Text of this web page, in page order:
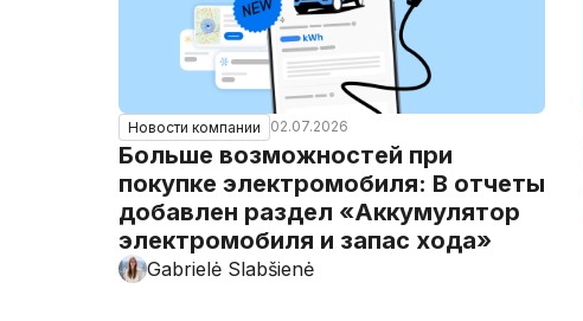
Новости компании 02.07.2026
Больше возможностей при
покупке электромобиля: В отчеты
добавлен раздел «Аккумулятор
электромобиля и запас хода»
Gabrielė Slabšienė